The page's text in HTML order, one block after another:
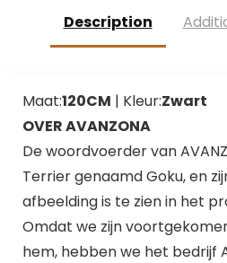
Description
Maat:120CM | Kleur:Zwart
OVER AVANZONA
De woordvoerder van
Terrier genaamd Goku, en
afbeelding is te zien in het
Omdat we zijn
hem, hebben we het bedrijf